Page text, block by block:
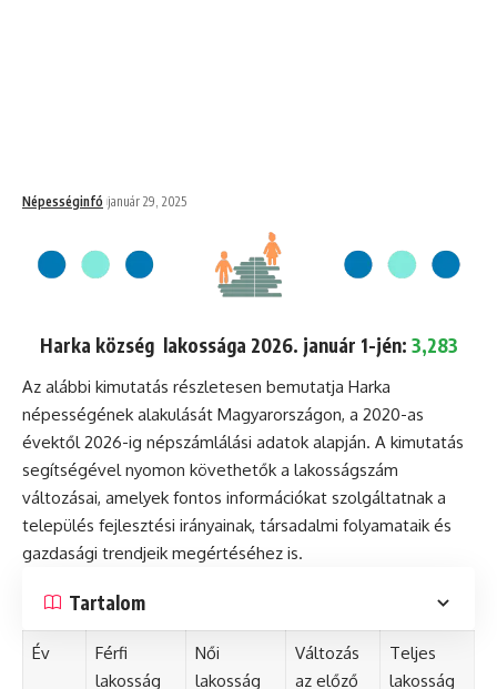
Népességinfó január 29, 2025
Harka község lakossága 2026. január 1-jén: 3,283
Az alábbi kimutatás részletesen bemutatja Harka
népességének alakulását Magyarországon, a 2020-as
évektől 2026-ig népszámlálási adatok alapján. A kimutatás
segítségével nyomon követhetők a lakosságszám
változásai, amelyek fontos információkat szolgáltatnak a
település fejlesztési irányainak, társadalmi folyamataik és
gazdasági trendjeik megértéséhez is.
Tartalom
Év
Férfi
lakosság
Női
lakosság
Változás
az előző
Teljes
lakosság